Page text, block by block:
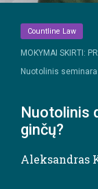
Countline Law
MOKYMAI SKIRTI:
Nuotolinis
Nuotolinis
ginčų?
Aleksandras